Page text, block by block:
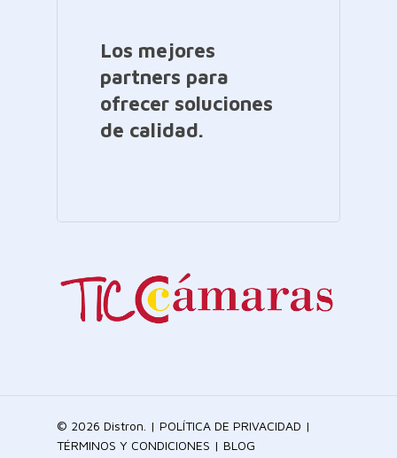
Los mejores
partners para
ofrecer soluciones
de calidad.
© 2026 Distron. | POLÍTICA DE PRIVACIDAD |
TÉRMINOS Y CONDICIONES | BLOG